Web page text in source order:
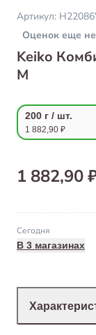
Артикул:
Оценок еще
Keiko
M
200 г / шт.
1 882,90 ₽
1 882,90
Сегодня
В 3 магазинах